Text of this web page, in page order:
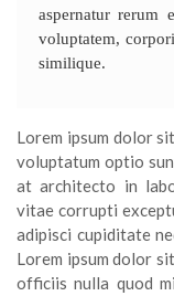
aspernatur rerum
voluptatem,
similique.
Lorem ipsum dolor
voluptatum optio
at architecto in
vitae corrupti
adipisci cupiditate
Lorem ipsum dolor
officiis nulla quod